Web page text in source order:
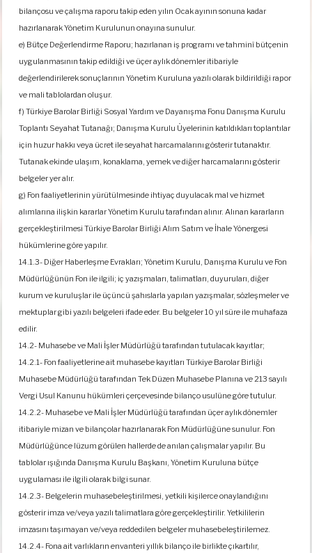
bilançosu ve çalışma raporu takip eden yılın Ocak ayının sonuna kadar
hazırlanarak Yönetim Kurulunun onayına sunulur.
e) Bütçe Değerlendirme Raporu; hazırlanan iş programı ve tahminî bütçenin
uygulanmasının takip edildiği ve üçer aylık dönemler itibariyle
değerlendirilerek sonuçlarının Yönetim Kuruluna yazılı olarak bildirildiği rapor
ve mali tablolardan oluşur.
f) Türkiye Barolar Birliği Sosyal Yardım ve Dayanışma Fonu Danışma Kurulu
Toplantı Seyahat Tutanağı; Danışma Kurulu Üyelerinin katıldıkları toplantılar
için huzur hakkı veya ücret ile seyahat harcamalarını gösterir tutanaktır.
Tutanak ekinde ulaşım, konaklama, yemek ve diğer harcamalarını gösterir
belgeler yer alır.
g) Fon faaliyetlerinin yürütülmesinde ihtiyaç duyulacak mal ve hizmet
alımlarına ilişkin kararlar Yönetim Kurulu tarafından alınır. Alınan kararların
gerçekleştirilmesi Türkiye Barolar Birliği Alım Satım ve İhale Yönergesi
hükümlerine göre yapılır.
14.1.3- Diğer Haberleşme Evrakları; Yönetim Kurulu, Danışma Kurulu ve Fon
Müdürlüğünün Fon ile ilgili; iç yazışmaları, talimatları, duyuruları, diğer
kurum ve kuruluşlar ile üçüncü şahıslarla yapılan yazışmalar, sözleşmeler ve
mektuplar gibi yazılı belgeleri ifade eder. Bu belgeler 10 yıl süre ile muhafaza
edilir.
14.2- Muhasebe ve Mali İşler Müdürlüğü tarafından tutulacak kayıtlar;
14.2.1- Fon faaliyetlerine ait muhasebe kayıtları Türkiye Barolar Birliği
Muhasebe Müdürlüğü tarafından Tek Düzen Muhasebe Planına ve 213 sayılı
Vergi Usul Kanunu hükümleri çerçevesinde bilanço usulüne göre tutulur.
14.2.2- Muhasebe ve Mali İşler Müdürlüğü tarafından üçer aylık dönemler
itibariyle mizan ve bilançolar hazırlanarak Fon Müdürlüğüne sunulur. Fon
Müdürlüğünce lüzum görülen hallerde de anılan çalışmalar yapılır. Bu
tablolar ışığında Danışma Kurulu Başkanı, Yönetim Kuruluna bütçe
uygulaması ile ilgili olarak bilgi sunar.
14.2.3- Belgelerin muhasebeleştirilmesi, yetkili kişilerce onaylandığını
gösterir imza ve/veya yazılı talimatlara göre gerçekleştirilir. Yetkililerin
imzasını taşımayan ve/veya reddedilen belgeler muhasebeleştirilemez.
14.2.4- Fona ait varlıkların envanteri yıllık bilanço ile birlikte çıkartılır,